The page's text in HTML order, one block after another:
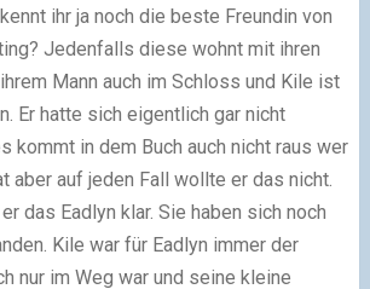
ihr ja noch die beste Freundin von
Jedenfalls diese wohnt mit ihren
Mann auch im Schloss und Kile ist
Er hatte sich eigentlich gar nicht
kommt in dem Buch auch nicht raus wer
aber auf jeden Fall wollte er das nicht.
das Eadlyn klar. Sie haben sich noch
Kile war für Eadlyn immer der
nur im Weg war und seine kleine